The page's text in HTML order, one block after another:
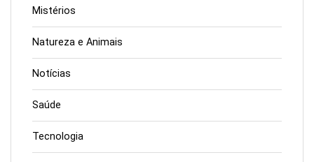
Mistérios
Natureza e Animais
Notícias
Saúde
Tecnologia